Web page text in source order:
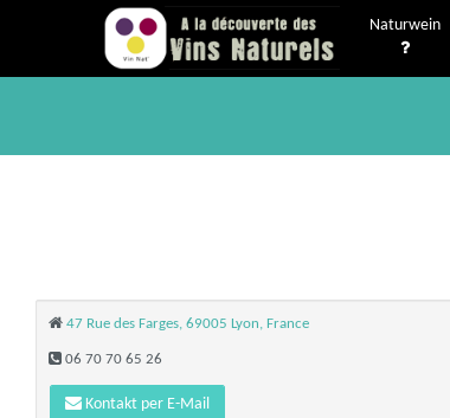
Naturwein
47 Rue des Farges, 69005 Lyon, France
06 70 70 65 26
Kontakt per E-Mail